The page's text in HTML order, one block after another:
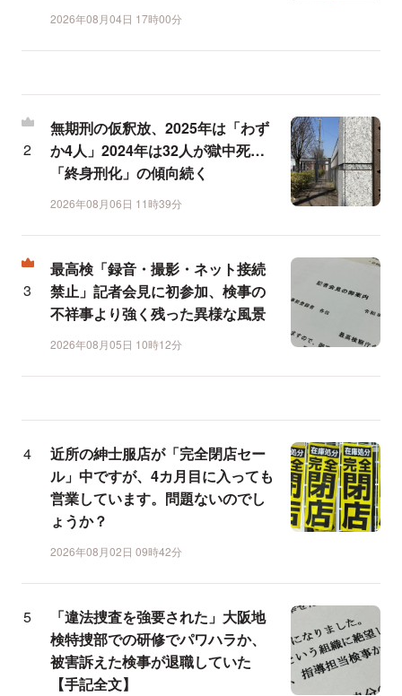
2026年08月04日 17時00分
無期刑の仮釈放、2025年は「わず
か4人」2024年は32人が獄中死…
「終身刑化」の傾向続く
2026年08月06日 11時39分
最高検「録音・撮影・ネット接続
禁止」記者会見に初参加、検事の
不祥事より強く残った異様な風景
2026年08月05日 10時12分
近所の紳士服店が「完全閉店セー
ル」中ですが、4カ月目に入っても
営業しています。問題ないのでし
ょうか？
2026年08月02日 09時42分
「違法捜査を強要された」大阪地
検特捜部での研修でパワハラか、
被害訴えた検事が退職していた
【手記全文】